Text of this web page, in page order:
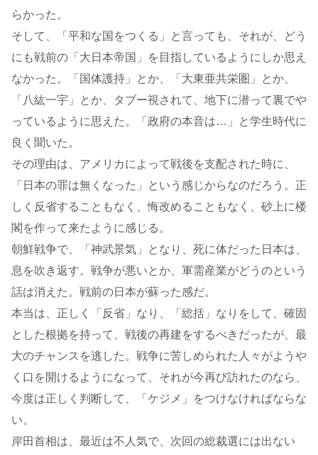
らかった。
そして、「平和な国をつくる」と言っても、それが、どう
にも戦前の「大日本帝国」を目指しているようにしか思え
なかった。「国体護持」とか、「大東亜共栄圏」とか、
「八紘一宇」とか、タブー視されて、地下に潜って裏でや
っているように思えた。「政府の本音は…」と学生時代に
良く聞いた。
その理由は、アメリカによって戦後を支配された時に、
「日本の罪は無くなった」という感じからなのだろう。正
しく反省することもなく、悔改めることもなく、砂上に楼
閣を作って来たように感じる。
朝鮮戦争で、「神武景気」となり、死に体だった日本は、
息を吹き返す。戦争が悪いとか、軍需産業がどうのという
話は消えた。戦前の日本が蘇った感だ。
本当は、正しく「反省」なり、「総括」なりをして、確固
とした根拠を持って、戦後の再建をするべきだったが、最
大のチャンスを逃した。戦争に苦しめられた人々がようや
く口を開けるようになって、それが今再び訪れたのなら、
今度は正しく判断して、「ケジメ」をつけなければならな
い。
岸田首相は、最近は不人気で、次回の総裁選には出ない